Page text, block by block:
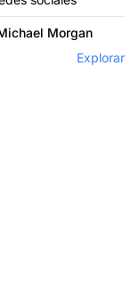
Morgan
Explorar